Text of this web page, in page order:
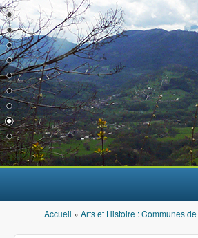
Aller au contenu principal
Vous êtes ici
Accueil » Arts et Histoire : Communes